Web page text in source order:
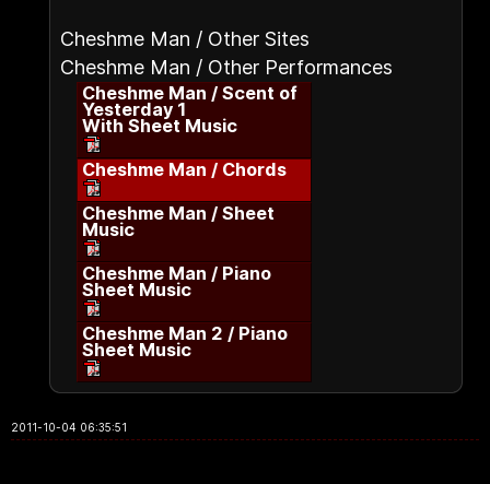
Cheshme Man / Other Sites
Cheshme Man / Other Performances
Cheshme Man / Scent of
Yesterday 1
With Sheet Music
Cheshme Man / Chords
Cheshme Man / Sheet
Music
Cheshme Man / Piano
Sheet Music
Cheshme Man 2 / Piano
Sheet Music
2011-10-04 06:35:51